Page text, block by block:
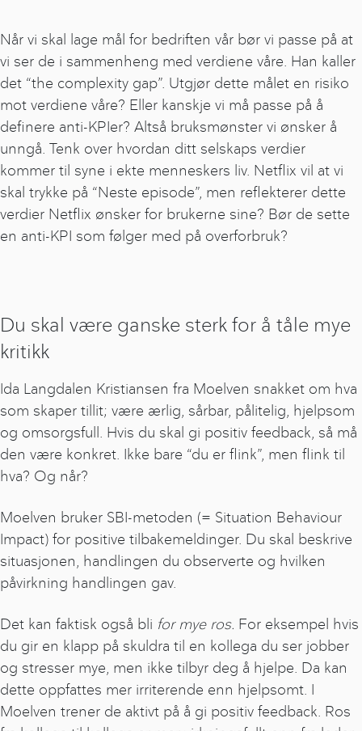
Når vi skal lage mål for bedriften vår bør vi passe på at
vi ser de i sammenheng med verdiene våre. Han kaller
det “the complexity gap”. Utgjør dette målet en risiko
mot verdiene våre? Eller kanskje vi må passe på å
definere anti-KPIer? Altså bruksmønster vi ønsker å
unngå. Tenk over hvordan ditt selskaps verdier
kommer til syne i ekte menneskers liv. Netflix vil at vi
skal trykke på “Neste episode”, men reflekterer dette
verdier Netflix ønsker for brukerne sine? Bør de sette
en anti-KPI som følger med på overforbruk?
Du skal være ganske sterk for å tåle mye
kritikk
Ida Langdalen Kristiansen fra Moelven snakket om hva
som skaper tillit; være ærlig, sårbar, pålitelig, hjelpsom
og omsorgsfull. Hvis du skal gi positiv feedback, så må
den være konkret. Ikke bare “du er flink”, men flink til
hva? Og når?
Moelven bruker SBI-metoden (= Situation Behaviour
Impact) for positive tilbakemeldinger. Du skal beskrive
situasjonen, handlingen du observerte og hvilken
påvirkning handlingen gav.
Det kan faktisk også bli for mye ros. For eksempel hvis
du gir en klapp på skuldra til en kollega du ser jobber
og stresser mye, men ikke tilbyr deg å hjelpe. Da kan
dette oppfattes mer irriterende enn hjelpsomt. I
Moelven trener de aktivt på å gi positiv feedback. Ros